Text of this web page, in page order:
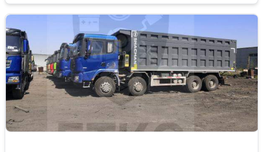
и прямой продажей, осуществить доставку, страхование.
Работаем по тендерам. Изготовление вахтовых автобусов на
заказ по индивидуальному проекту в короткие сроки! Звоните!
Производитель: Собственное производство Пробег, км.: 150
Цвет: Белый Тип двигателя: Дизельный Объем двигателя, см3:
4433 Руль: Левый